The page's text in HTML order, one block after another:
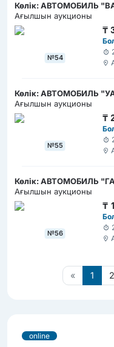
Көлік: АВТОМОБИЛЬ
Ағылшын аукционы
№54
₸
Көлік: АВТОМОБИЛЬ
Ағылшын аукционы
№55
₸
Көлік: АВТОМОБИЛЬ
Ағылшын аукционы
№56
₸
« 1 2
online